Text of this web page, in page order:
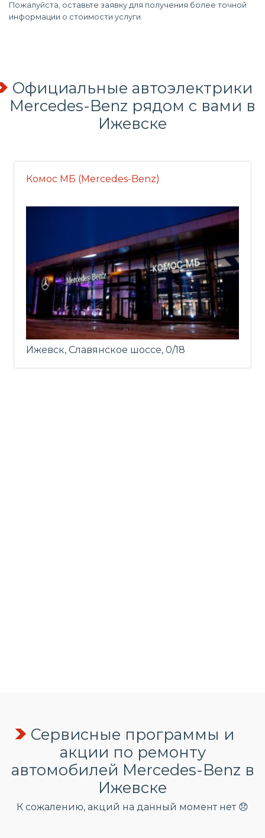
Пожалуйста, оставьте заявку для получения более точной
информации о стоимости услуги.
Официальные автоэлектрики
Mercedes-Benz рядом с вами в
Ижевске
Комос МБ (Mercedes-Benz)
Ижевск, Славянское шоссе, 0/18
Сервисные программы и
акции по ремонту
автомобилей Mercedes-Benz в
Ижевске
К сожалению, акций на данный момент нет 😞